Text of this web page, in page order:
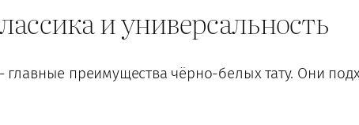
и универсальность
преимущества чёрно-белых тату. Они